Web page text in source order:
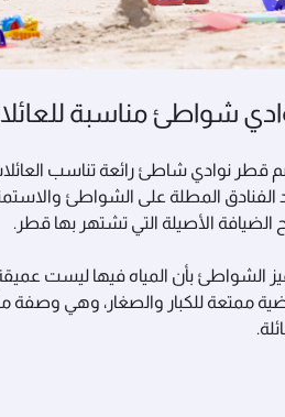
شواطئ مناسبة
قطر نوادي شاطئ رائعة تناسب
الفنادق المطلة على الشواطئ
الضيافة الأصيلة التي تشتهر بها قطر.
الشواطئ بأن المياه فيها ليست
ممتعة للكبار والصغار، وهي وصفة